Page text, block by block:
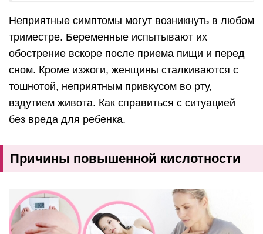
Неприятные симптомы могут возникнуть в любом
триместре. Беременные испытывают их
обострение вскоре после приема пищи и перед
сном. Кроме изжоги, женщины сталкиваются с
тошнотой, неприятным привкусом во рту,
вздутием живота. Как справиться с ситуацией
без вреда для ребенка.
Причины повышенной кислотности